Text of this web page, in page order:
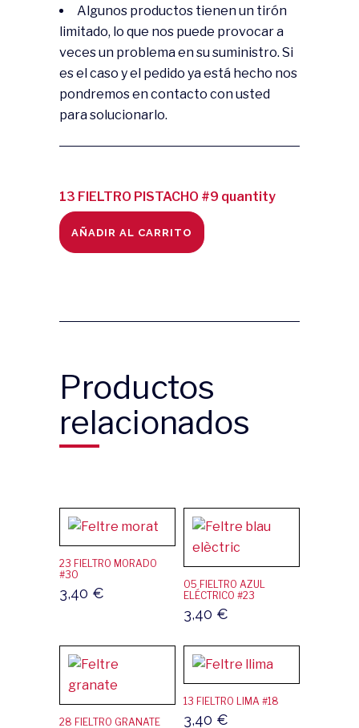
Algunos productos tienen un tirón
limitado, lo que nos puede provocar a
veces un problema en su suministro. Si
es el caso y el pedido ya está hecho nos
pondremos en contacto con usted
para solucionarlo.
13 FIELTRO PISTACHO #9 quantity
AÑADIR AL CARRITO
Productos
relacionados
23 FIELTRO MORADO
#30
3,40 €
05 FIELTRO AZUL
ELÉCTRICO #23
3,40 €
28 FIELTRO GRANATE
13 FIELTRO LIMA #18
3,40 €